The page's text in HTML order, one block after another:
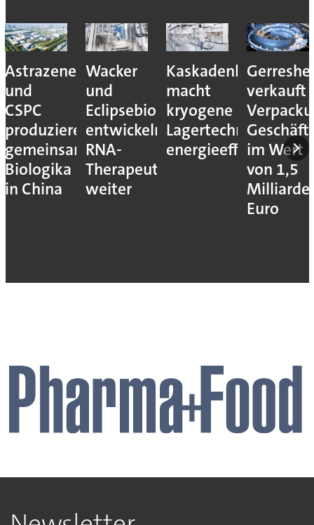
Astrazeneca
und
CSPC
produzieren
gemeinsam
Biologika
in China
Wacker
und
Eclipsebio
entwickeln
RNA-
Therapeutika
weiter
Kaskadenkonzept
macht
kryogene
Lagertechnik
energieeffizienter
verkauft
im Wert
von 1,5
Euro